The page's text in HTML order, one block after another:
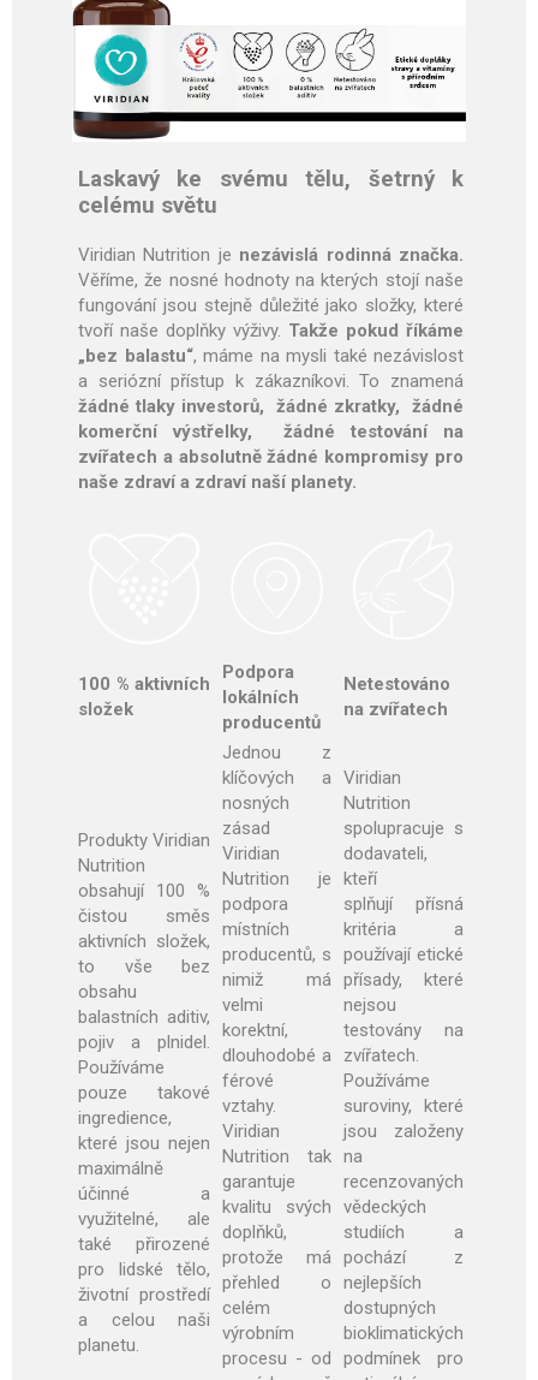
Laskavý ke svému tělu, šetrný k
celému světu
Viridian Nutrition je nezávislá rodinná značka.
Věříme, že nosné hodnoty na kterých stojí naše
fungování jsou stejně důležité jako složky, které
tvoří naše doplňky výživy. Takže pokud říkáme
„bez balastu“, máme na mysli také nezávislost
a seriózní přístup k zákazníkovi. To znamená
žádné tlaky investorů, žádné zkratky, žádné
komerční výstřelky, žádné testování na
zvířatech a absolutně žádné kompromisy pro
naše zdraví a zdraví naší planety.
100 % aktivních
složek
Podpora
lokálních
producentů
Netestováno
na zvířatech
Produkty Viridian
Nutrition
obsahují 100 %
čistou směs
aktivních složek,
to vše bez
obsahu
balastních aditiv,
pojiv a plnidel.
Používáme
pouze takové
ingredience,
které jsou nejen
maximálně
účinné a
využitelné, ale
také přirozené
pro lidské tělo,
životní prostředí
a celou naši
planetu.
Jednou z
klíčových a
nosných
zásad
Viridian
Nutrition je
podpora
místních
producentů, s
nimiž má
velmi
korektní,
dlouhodobé a
férové
vztahy.
Viridian
Nutrition tak
garantuje
kvalitu svých
doplňků,
protože má
přehled o
celém
výrobním
procesu - od
Viridian
Nutrition
spolupracuje s
dodavateli,
kteří
splňují přísná
kritéria a
používají etické
přísady, které
nejsou
testovány na
zvířatech.
Používáme
suroviny, které
jsou založeny
na
recenzovaných
vědeckých
studiích a
pochází z
nejlepších
dostupných
bioklimatických
podmínek pro